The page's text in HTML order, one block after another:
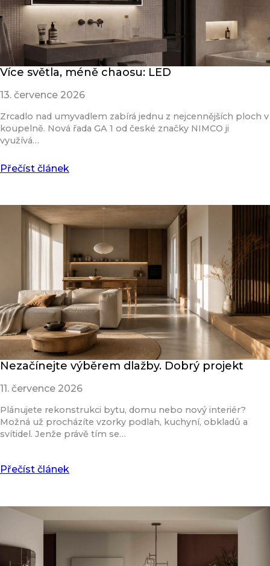
Více světla, méně chaosu: LED
13. července 2026
Zrcadlo nad umyvadlem zabírá jednu z nejcennějších ploch v
koupelně. Nová řada GA 1 od české značky NIMCO ji
využívá…
Přečíst článek
Nezačínejte výběrem dlažby. Dobrý projekt
11. července 2026
Plánujete rekonstrukci bytu, domu nebo nový interiér?
Možná už procházíte vzorky podlah, kuchyní, obkladů a
svítidel. Jenže právě tím se…
Přečíst článek